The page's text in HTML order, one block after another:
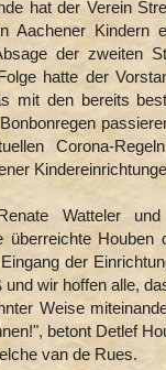
hat der Verein
Aachener Kindern
der zweiten
hatte der
mit den bereits
Corona-
Watteler
überreichte
der
und wir hoffen alle,
Weise
betont Detlef
van de Rues.